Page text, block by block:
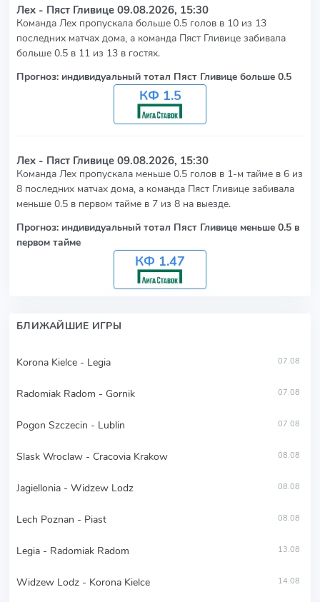
Лех - Пяст Гливице 09.08.2026, 15:30
Команда Лех пропускала больше 0.5 голов в 10 из 13
последних матчах дома, а команда Пяст Гливице забивала
больше 0.5 в 11 из 13 в гостях.
Прогноз: индивидуальный тотал Пяст Гливице больше 0.5
КФ 1.5
Лех - Пяст Гливице 09.08.2026, 15:30
Команда Лех пропускала меньше 0.5 голов в 1-м тайме в 6 из
8 последних матчах дома, а команда Пяст Гливице забивала
меньше 0.5 в первом тайме в 7 из 8 на выезде.
Прогноз: индивидуальный тотал Пяст Гливице меньше 0.5 в
первом тайме
КФ 1.47
БЛИЖАЙШИЕ ИГРЫ
Korona Kielce - Legia 07.08
Radomiak Radom - Gornik 07.08
Pogon Szczecin - Lublin 07.08
Slask Wroclaw - Cracovia Krakow 08.08
Jagiellonia - Widzew Lodz 08.08
Lech Poznan - Piast 08.08
Legia - Radomiak Radom 13.08
Widzew Lodz - Korona Kielce 14.08